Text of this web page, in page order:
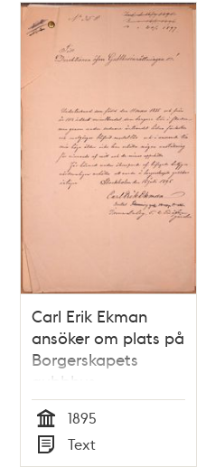
Carl Erik Ekman
ansöker om plats på
Borgerskapets
gubbhus
Tid
1895
Typ
Text